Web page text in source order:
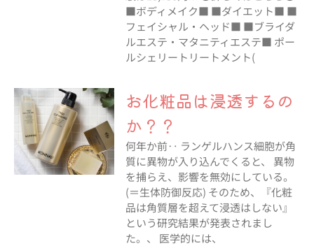
■ボディメイク■ ■ダイエット■ ■
フェイシャル・ヘッド■ ■ブライダ
ルエステ・マタニティエステ■ ポー
ルシェリートリートメント(
お化粧品は浸透するの
か？？
何年か前‥ ランゲルハンス細胞が角
質に異物が入り込んでくると、 異物
を捕らえ、影響を無効にしている。
(＝生体防御反応) そのため、『化粧
品は角質層を超えて浸透はしない』
という研究結果が発表されまし
た。、 医学的には、